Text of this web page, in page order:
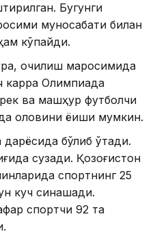
Бугунги
муносабати билан
кўпайди.
очилиш маросимида
карра Олимпиада
ва машҳур футболчи
оловини ёқиши мумкин.
бўлиб ўтади.
сузади. Қозоғистон
спортнинг 25
куч синашади.
спортчи 92 та